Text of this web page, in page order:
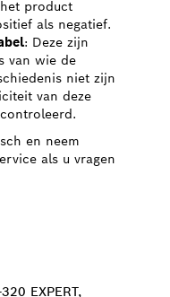
product
als negatief.
: Deze zijn
van wie de
niet zijn
van deze
en neem
als u vragen
EXPERT,